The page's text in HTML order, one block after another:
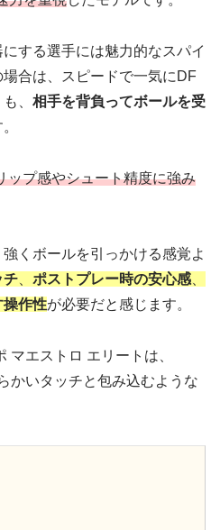
する選手には魅力的なスパイ
合は、スピードで一気にDF
、 相手を背負ってボールを受
ップ感やシュート精度に強み
くボールを引っかける感覚よ
チ、 ポストプレー時の安心感、
操作性が必要だと感じます。
マエストロ エリートは、
かいタッチと包み込むような